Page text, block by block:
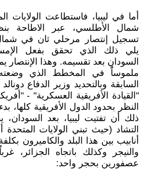
أما في ليبيا، فاستطاعت الولايات
شمال الأطلسي، عبر الاطاحة
تسجيل إنتصار مرحلي ثان في شمال
يلي ذلك الذي تحقق بفعل
السودان بعد تقسيمه. وهذا
ملموساًً في المخطط الذي وضعته
السابقة وبالتحديد وزير الدفاع
"القيادة الأفريقية العسكرية" -
النظر بحدود الدول الأفريقية كلها،
ذلك أن تفتيت ليبيا، بعد السودان،
التشاد (حيث تبني الولايات
والنيجر وكذلك باتجاه الجزائر،
عصفورين بحجر واحد: